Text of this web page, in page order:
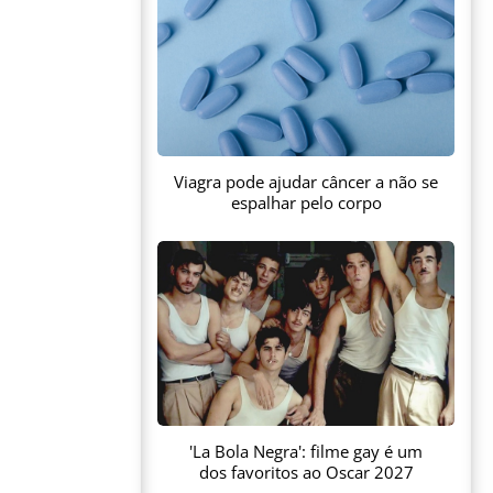
Viagra pode ajudar câncer a não se
espalhar pelo corpo
'La Bola Negra': filme gay é um
dos favoritos ao Oscar 2027